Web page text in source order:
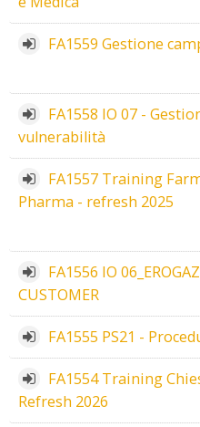
FA1559 Gestione
FA1558 IO 07 -
vulnerabilità
FA1557 Training
Pharma - refresh 2025
FA1556 IO
CUSTOMER
FA1555 PS21 -
FA1554 Training
Refresh 2026